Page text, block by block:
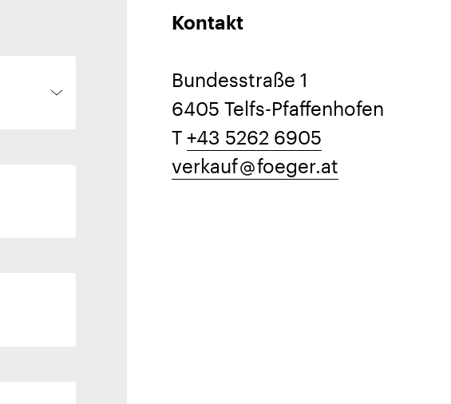
Kontakt
Bundesstraße 1
6405 Telfs-Pfaffenhofen
T +43 5262 6905
verkauf
foeger.at